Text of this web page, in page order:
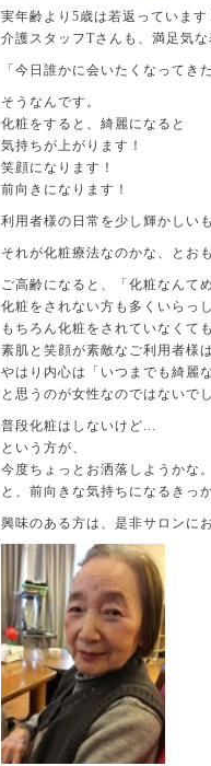
実年齢より5歳は若返っています
介護スタッフTさんも、満足気な
「今日誰かに会いたくなってき
そうなんです。
化粧をすると、綺麗になると
気持ちが上がります！
笑顔になります！
前向きになります！
利用者様の日常を少し輝かしい
それが化粧療法なのかな、とお
ご高齢になると、「化粧なんて
化粧をされない方も多くいらっ
もちろん化粧をされていなくても
素肌と笑顔が素敵なご利用者様
やはり内心は「いつまでも綺麗
と思うのが女性なのではないで
普段化粧はしないけど...
という方が、
今度ちょっとお洒落しようかな。
と、前向きな気持ちになるきっ
興味のある方は、是非サロンに